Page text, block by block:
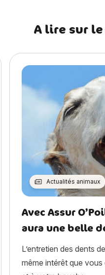
A lire sur
Actualités animaux
Avec Assur
aura une belle
L’entretien des dents
même intérêt que